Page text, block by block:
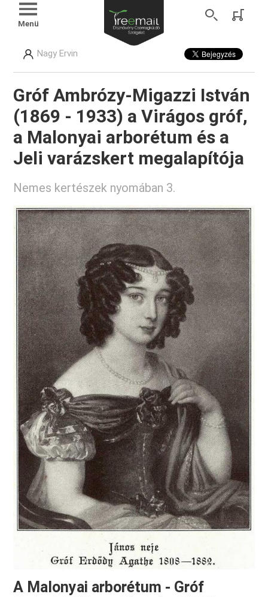
Menü
Nagy Ervin
Gróf Ambrózy-Migazzi István
(1869 - 1933) a Virágos gróf,
a Malonyai arborétum és a
Jeli varázskert megalapítója
Nemes kertészek nyomában 3.
A Malonyai arborétum - Gróf